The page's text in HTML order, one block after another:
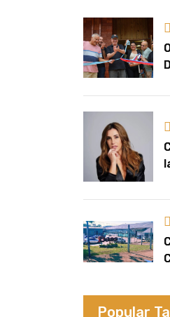
pérdida del
adquisitivo
Popular